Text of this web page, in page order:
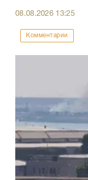
08.08.2026 13:25
Комментарии